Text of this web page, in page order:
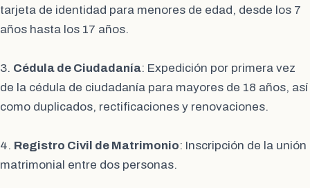
tarjeta de identidad para menores de edad, desde los 7
años hasta los 17 años.
3. Cédula de Ciudadanía: Expedición por primera vez
de la cédula de ciudadanía para mayores de 18 años, así
como duplicados, rectificaciones y renovaciones.
4. Registro Civil de Matrimonio: Inscripción de la unión
matrimonial entre dos personas.